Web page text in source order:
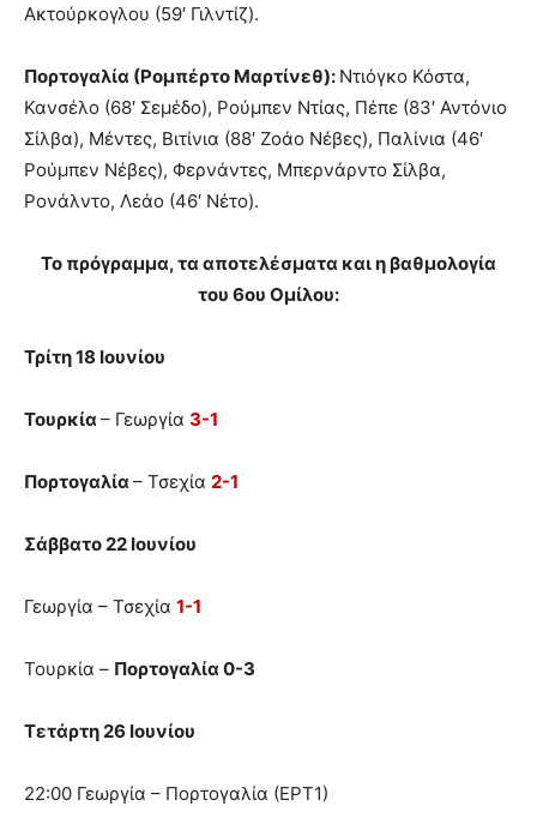
Ακτούρκογλου (59′ Γιλντίζ).
Πορτογαλία (Ρομπέρτο Μαρτίνεθ): Ντιόγκο Κόστα,
Κανσέλο (68′ Σεμέδο), Ρούμπεν Ντίας, Πέπε (83′ Αντόνιο
Σίλβα), Μέντες, Βιτίνια (88′ Ζοάο Νέβες), Παλίνια (46′
Ρούμπεν Νέβες), Φερνάντες, Μπερνάρντο Σίλβα,
Ρονάλντο, Λεάο (46′ Νέτο).
Το πρόγραμμα, τα αποτελέσματα και η βαθμολογία
του 6ου Ομίλου:
Τρίτη 18 Ιουνίου
Τουρκία – Γεωργία 3-1
Πορτογαλία – Τσεχία 2-1
Σάββατο 22 Ιουνίου
Γεωργία – Τσεχία 1-1
Τουρκία – Πορτογαλία 0-3
Τετάρτη 26 Ιουνίου
22:00 Γεωργία – Πορτογαλία (ΕΡΤ1)